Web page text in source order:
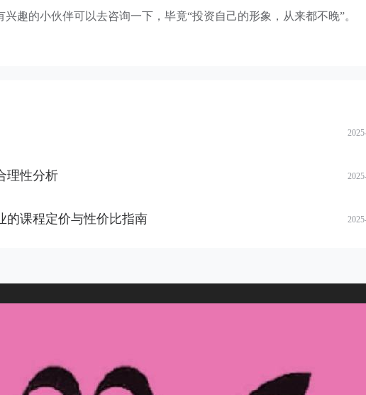
趣的小伙伴可以去咨询一下，毕竟“投资自己的形象，从来都不晚”。
理性分析
的课程定价与性价比指南